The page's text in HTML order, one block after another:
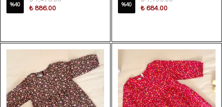
%40
₺ 886.00
%40
₺ 684.00